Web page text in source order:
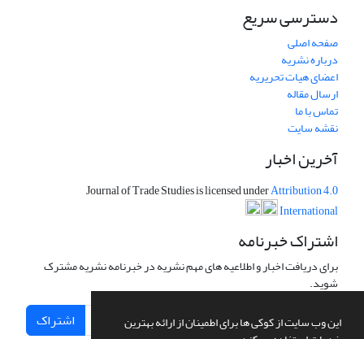
این وب سایت از کوکی ها برای اطمینان از ارائه بهترین
دسترسی سریع
صفحه اصلی
درباره نشریه
اعضای هیات تحریریه
ارسال مقاله
تماس با ما
نقشه سایت
آخرین اخبار
Journal of Trade Studies is licensed underAttribution 4.0
International
اشتراک خبرنامه
برای دریافت اخبار و اطلاعیه های مهم نشریه در خبرنامه نشریه مشترک
شوید.
اشتراک